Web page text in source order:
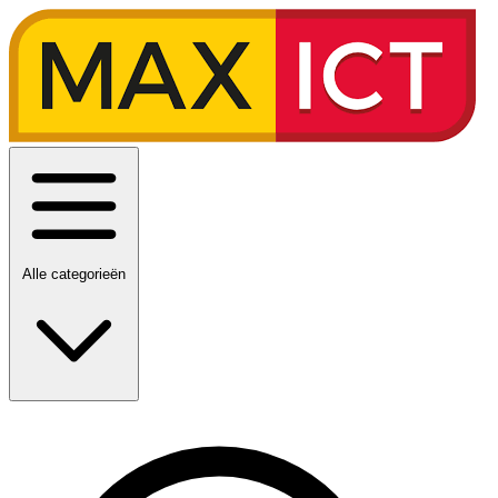
Alle categorieën